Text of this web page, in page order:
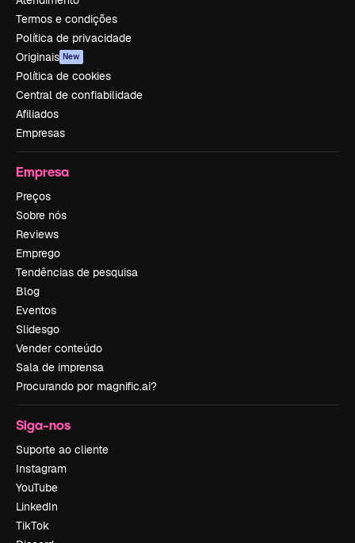
Termos e condições
Política de privacidade
Originais New
Política de cookies
Central de confiabilidade
Afiliados
Empresas
Empresa
Preços
Sobre nós
Reviews
Emprego
Tendências de pesquisa
Blog
Eventos
Slidesgo
Vender conteúdo
Sala de imprensa
Procurando por magnific.ai?
Siga-nos
Suporte ao cliente
Instagram
YouTube
LinkedIn
TikTok